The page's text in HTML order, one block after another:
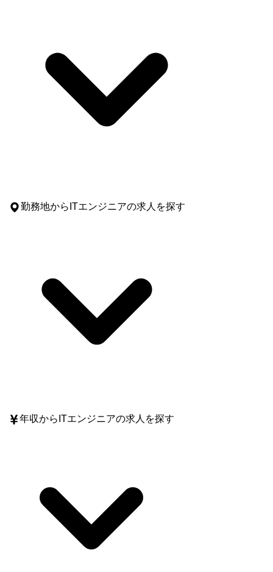
勤務地からITエンジニアの求人を探す
年収からITエンジニアの求人を探す